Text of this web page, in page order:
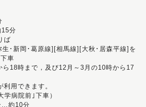
分
ば
･新岡･葛原線][相馬線][大秋･居森平線]を
車
18時まで，及び12月～3月の10時から17
利用できます。
学病院前｣下車）
…約10分